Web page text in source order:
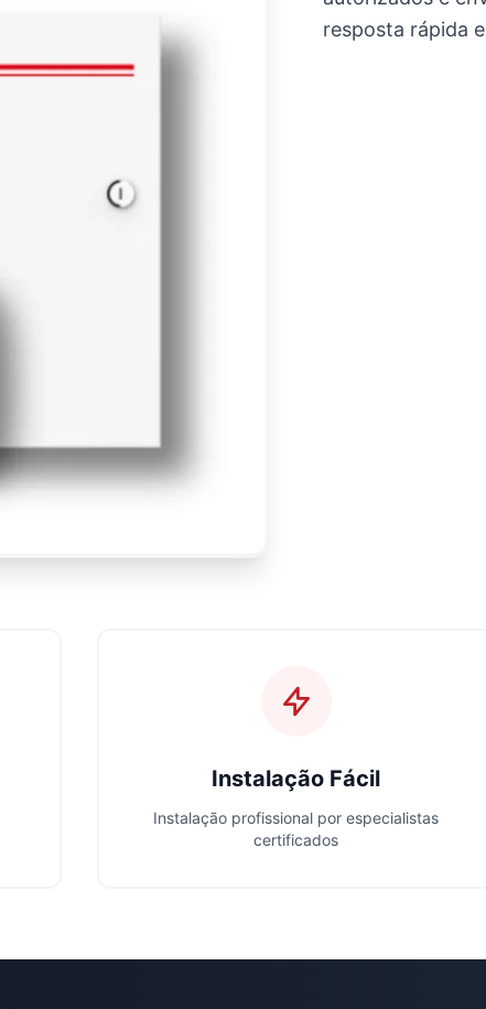
resposta rápida
Instalação Fácil
Instalação profissional por especialistas
certificados